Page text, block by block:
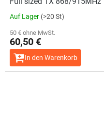
Auf Lager (>20 St)
50 € ohne MwSt.
60,50 €
In den Warenkorb